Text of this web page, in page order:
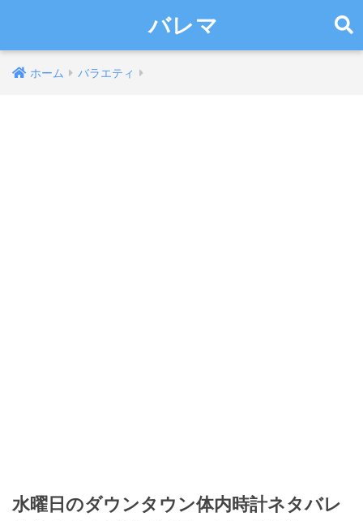
バレマ
ホーム バラエティ
水曜日のダウンタウン体内時計ネタバレ